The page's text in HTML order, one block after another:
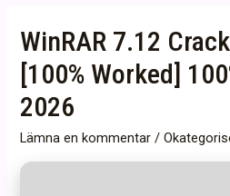
WinRAR 7.12
[100% Worked]
2026
Lämna en kommentar /